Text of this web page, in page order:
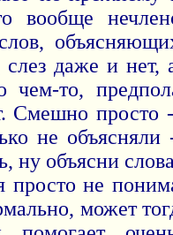
вообще
даже и нет,
чем-то,
Смешно
не
ну объясни
просто не
может